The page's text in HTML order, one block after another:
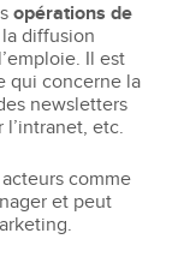
opérations de
diffusion
Il est
qui concerne la
newsletters
etc.
comme
et peut